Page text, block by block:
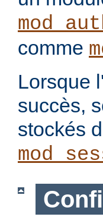
comme
Lorsque
succès,
stockés